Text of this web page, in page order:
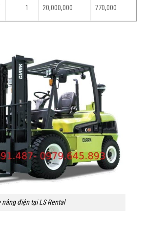
1 20,000,000 770,000
nâng điện tại LS Rental